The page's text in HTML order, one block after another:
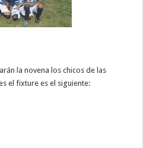
la novena los chicos de las
el fixture es el siguiente: